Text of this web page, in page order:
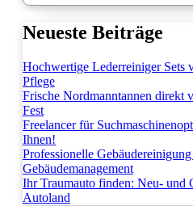
Neueste Beiträge
Hochwertige Lederreiniger Sets
Pflege
Frische Nordmanntannen direkt
Fest
Freelancer für
Ihnen!
Professionelle
Gebäudemanagement
Ihr Traumauto finden: Neu- und
Autoland